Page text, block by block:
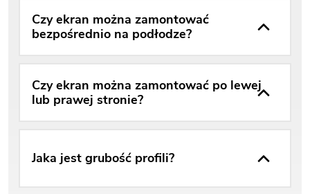
Czy ekran można zamontować
bezpośrednio na podłodze?
Czy ekran można zamontować po lewej
lub prawej stronie?
Jaka jest grubość profili?